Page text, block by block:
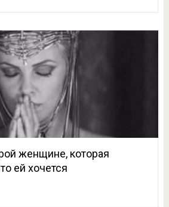
женщине, которая
ей хочется